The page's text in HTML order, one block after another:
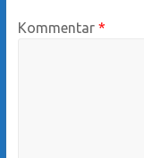
Kommentar *